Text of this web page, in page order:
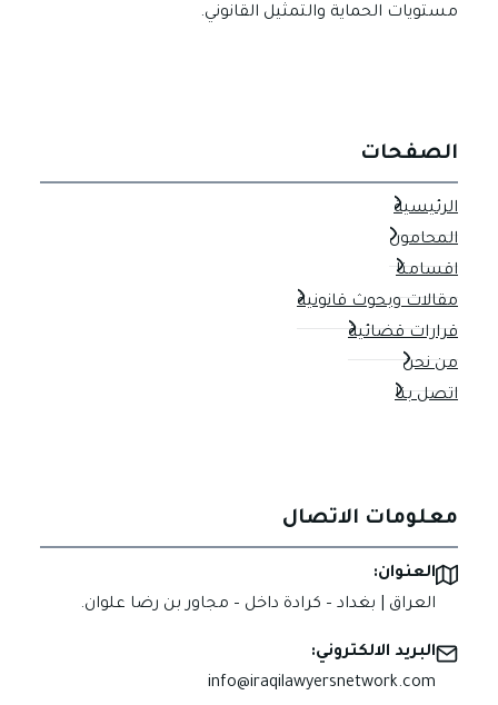
مستويات الحماية والتمثيل القانوني.
الصفحات
الرئيسية
المحامون
اقسامنا
مقالات وبحوث قانونية
قرارات قضائية
من نحن
اتصل بنا
معلومات الاتصال
العنوان:
العراق | بغداد – كرادة داخل – مجاور بن رضا علوان.
البريد الالكتروني:
info@iraqilawyersnetwork.com